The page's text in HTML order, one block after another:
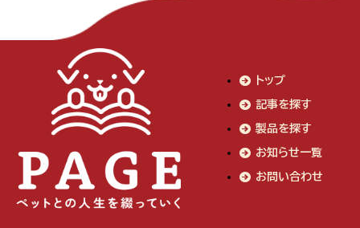
トップ
記事を探す
製品を探す
お知らせ一覧
お問い合わせ